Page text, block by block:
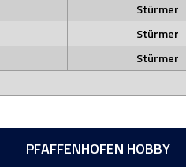
Stürmer
Stürmer
Stürmer
PFAFFENHOFEN HOBBY